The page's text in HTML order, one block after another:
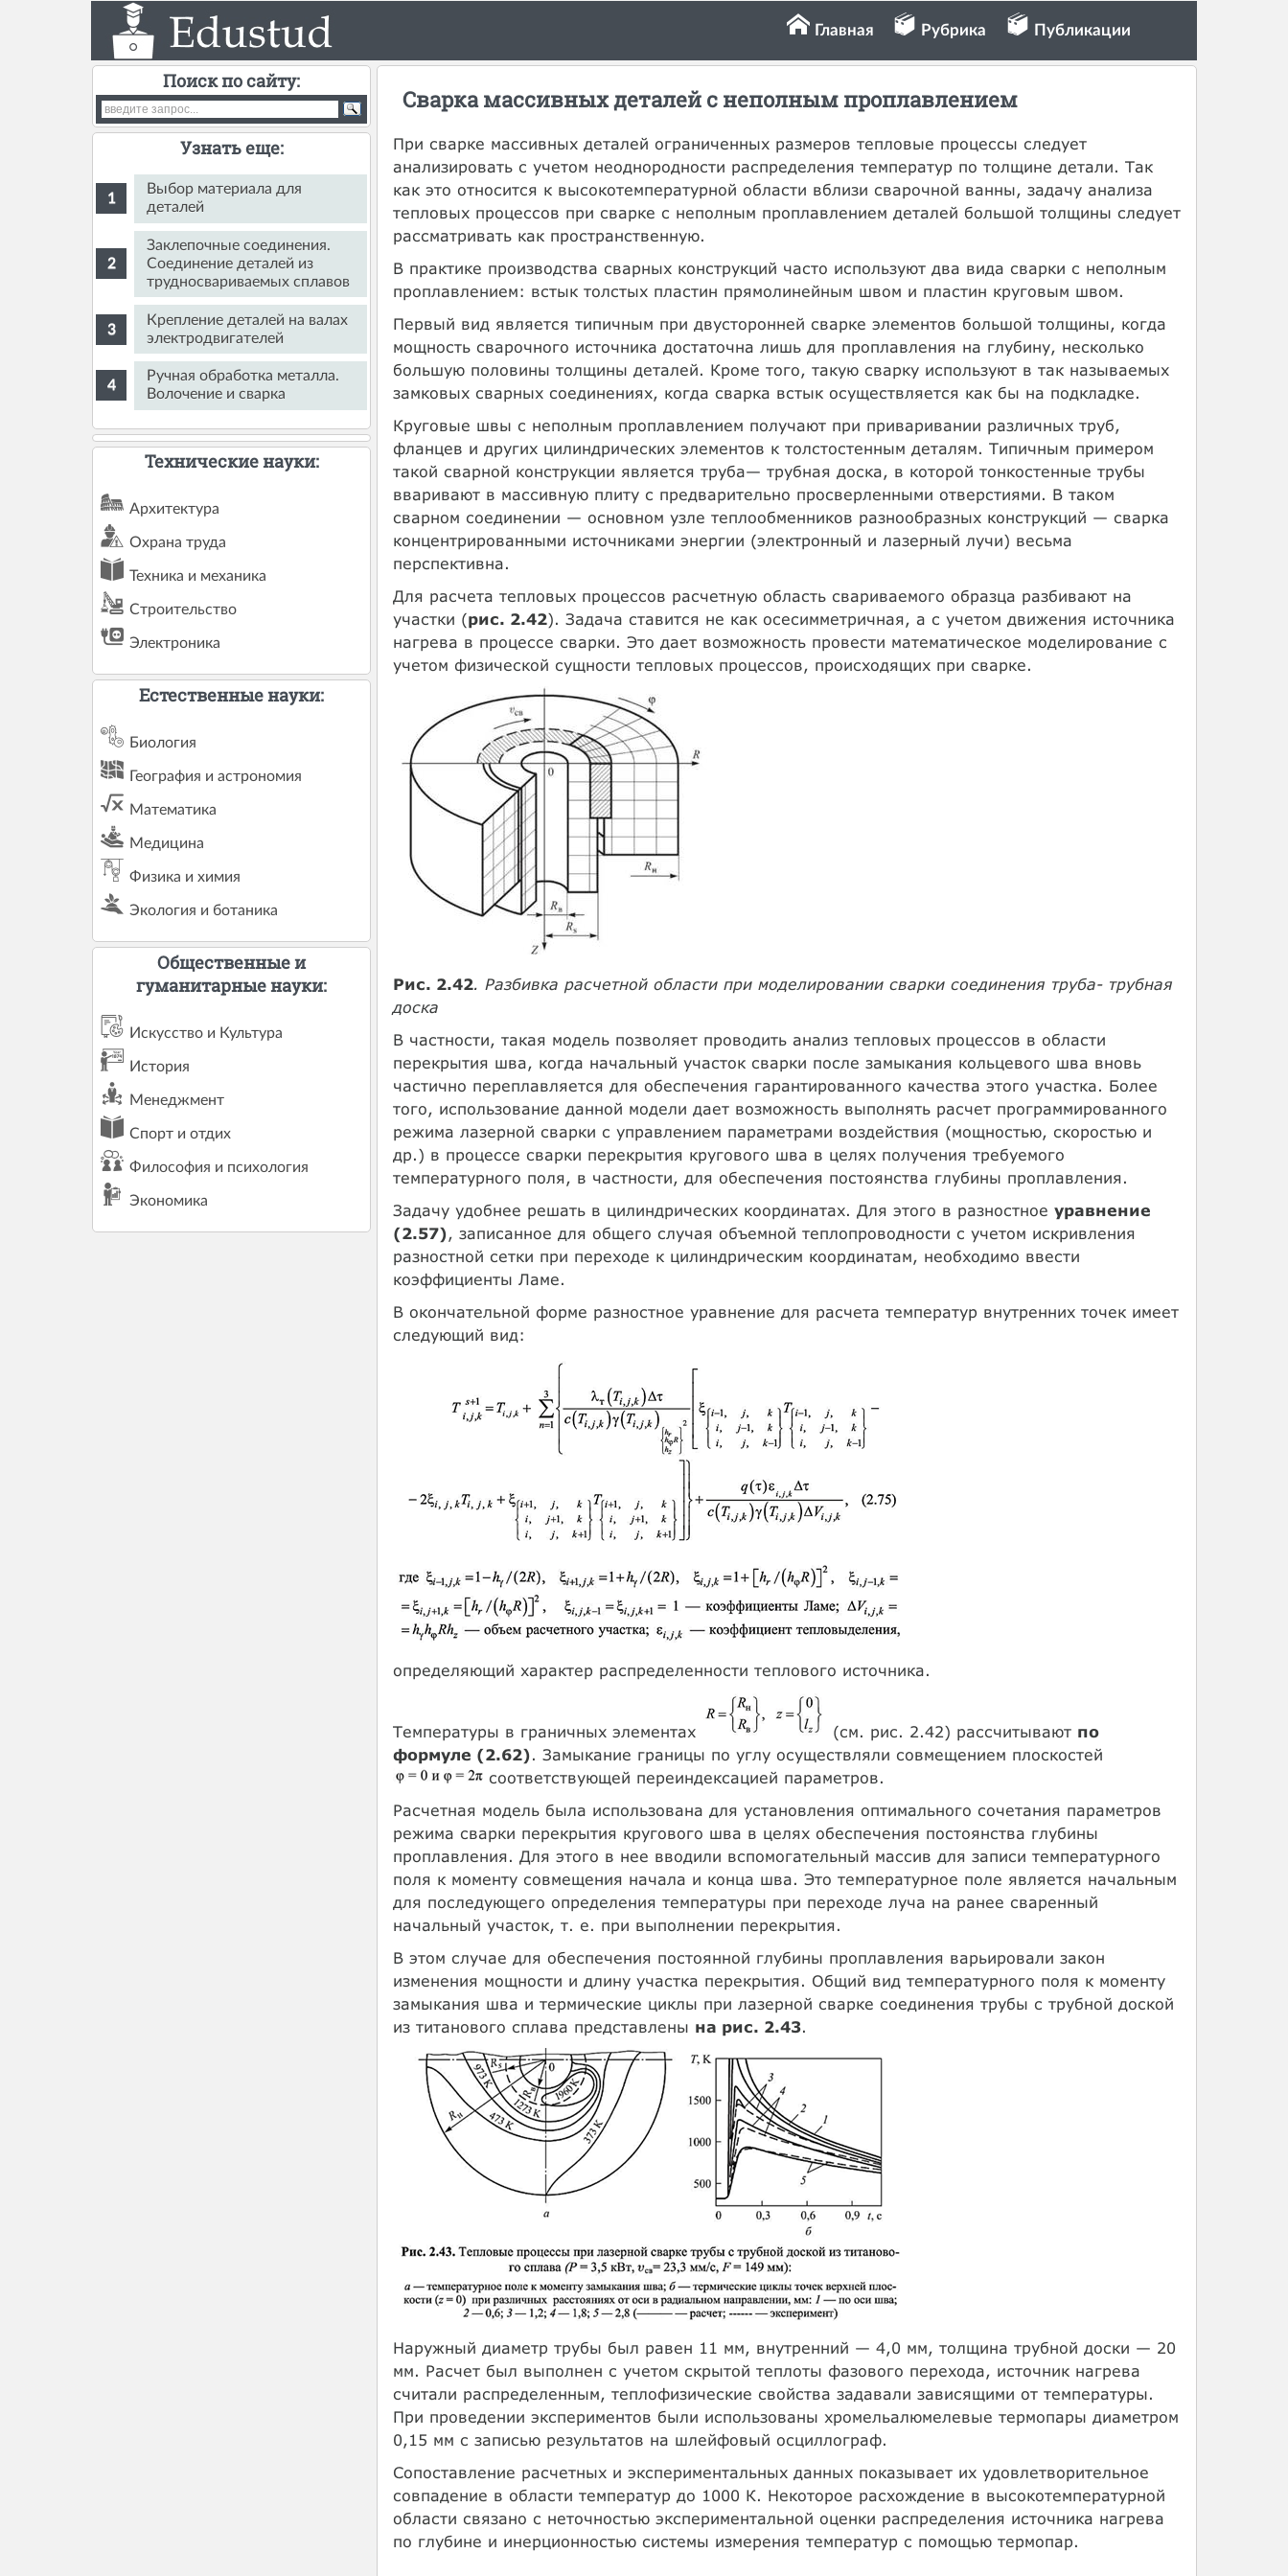
Главная Рубрика Публикации
Сварка массивных деталей с неполным проплавлением
При сварке массивных деталей ограниченных размеров тепловые процессы следует
анализировать с учетом неоднородности распределения температур по толщине детали. Так
как это относится к высокотемпературной области вблизи сварочной ванны, задачу анализа
тепловых процессов при сварке с неполным проплавлением деталей большой толщины следует
рассматривать как пространственную.
В практике производства сварных конструкций часто используют два вида сварки с неполным
проплавлением: встык толстых пластин прямолинейным швом и пластин круговым швом.
Первый вид является типичным при двусторонней сварке элементов большой толщины, когда
мощность сварочного источника достаточна лишь для проплавления на глубину, несколько
большую половины толщины деталей. Кроме того, такую сварку используют в так называемых
замковых сварных соединениях, когда сварка встык осуществляется как бы на подкладке.
Круговые швы с неполным проплавлением получают при приваривании различных труб,
фланцев и других цилиндрических элементов к толстостенным деталям. Типичным примером
такой сварной конструкции является труба— трубная доска, в которой тонкостенные трубы
вваривают в массивную плиту с предварительно просверленными отверстиями. В таком
сварном соединении — основном узле теплообменников разнообразных конструкций — сварка
концентрированными источниками энергии (электронный и лазерный лучи) весьма
перспективна.
Для расчета тепловых процессов расчетную область свариваемого образца разбивают на
участки (рис. 2.42). Задача ставится не как осесимметричная, а с учетом движения источника
нагрева в процессе сварки. Это дает возможность провести математическое моделирование с
учетом физической сущности тепловых процессов, происходящих при сварке.
Рис. 2.42. Разбивка расчетной области при моделировании сварки соединения труба- трубная
доска
В частности, такая модель позволяет проводить анализ тепловых процессов в области
перекрытия шва, когда начальный участок сварки после замыкания кольцевого шва вновь
частично переплавляется для обеспечения гарантированного качества этого участка. Более
того, использование данной модели дает возможность выполнять расчет программированного
режима лазерной сварки с управлением параметрами воздействия (мощностью, скоростью и
др.) в процессе сварки перекрытия кругового шва в целях получения требуемого
температурного поля, в частности, для обеспечения постоянства глубины проплавления.
Задачу удобнее решать в цилиндрических координатах. Для этого в разностное уравнение
(2.57), записанное для общего случая объемной теплопроводности с учетом искривления
разностной сетки при переходе к цилиндрическим координатам, необходимо ввести
коэффициенты Ламе.
В окончательной форме разностное уравнение для расчета температур внутренних точек имеет
следующий вид:
определяющий характер распределенности теплового источника.
Температуры в граничных элементах (см. рис. 2.42) рассчитывают по
формуле (2.62). Замыкание границы по углу осуществляли совмещением плоскостей
соответствующей переиндексацией параметров.
Расчетная модель была использована для установления оптимального сочетания параметров
режима сварки перекрытия кругового шва в целях обеспечения постоянства глубины
проплавления. Для этого в нее вводили вспомогательный массив для записи температурного
поля к моменту совмещения начала и конца шва. Это температурное поле является начальным
для последующего определения температуры при переходе луча на ранее сваренный
начальный участок, т. е. при выполнении перекрытия.
В этом случае для обеспечения постоянной глубины проплавления варьировали закон
изменения мощности и длину участка перекрытия. Общий вид температурного поля к моменту
замыкания шва и термические циклы при лазерной сварке соединения трубы с трубной доской
из титанового сплава представлены на рис. 2.43.
Наружный диаметр трубы был равен 11 мм, внутренний — 4,0 мм, толщина трубной доски — 20
мм. Расчет был выполнен с учетом скрытой теплоты фазового перехода, источник нагрева
считали распределенным, теплофизические свойства задавали зависящими от температуры.
При проведении экспериментов были использованы хромельалюмелевые термопары диаметром
0,15 мм с записью результатов на шлейфовый осциллограф.
Сопоставление расчетных и экспериментальных данных показывает их удовлетворительное
совпадение в области температур до 1000 К. Некоторое расхождение в высокотемпературной
области связано с неточностью экспериментальной оценки распределения источника нагрева
по глубине и инерционностью системы измерения температур с помощью термопар.
Поиск по сайту:
Узнать еще:
Выбор материала для
деталей
Заклепочные соединения.
Соединение деталей из
трудносвариваемых сплавов
Крепление деталей на валах
электродвигателей
Ручная обработка металла.
Волочение и сварка
Технические науки:
Архитектура
Охрана труда
Техника и механика
Строительство
Электроника
Естественные науки:
Биология
География и астрономия
Математика
Медицина
Физика и химия
Экология и ботаника
Общественные и
гуманитарные науки:
Искусство и Культура
История
Менеджмент
Спорт и отдих
Философия и психология
Экономика